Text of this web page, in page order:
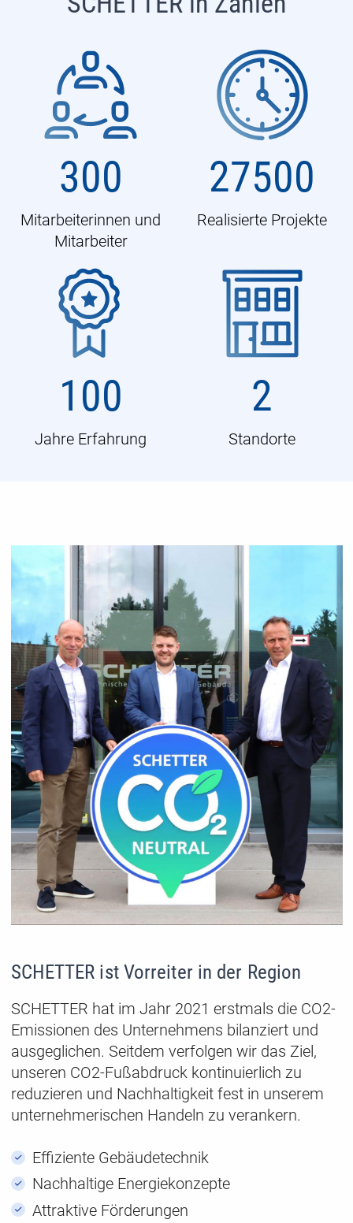
300
Mitarbeiterinnen und
Mitarbeiter
27500
Realisierte Projekte
100
Jahre Erfahrung
2
Standorte
SCHETTER ist Vorreiter in der Region
SCHETTER hat im Jahr 2021 erstmals die CO2-
Emissionen des Unternehmens bilanziert und
ausgeglichen. Seitdem verfolgen wir das Ziel,
unseren CO2-Fußabdruck kontinuierlich zu
reduzieren und Nachhaltigkeit fest in unserem
unternehmerischen Handeln zu verankern.
Effiziente Gebäudetechnik
Nachhaltige Energiekonzepte
Attraktive Förderungen